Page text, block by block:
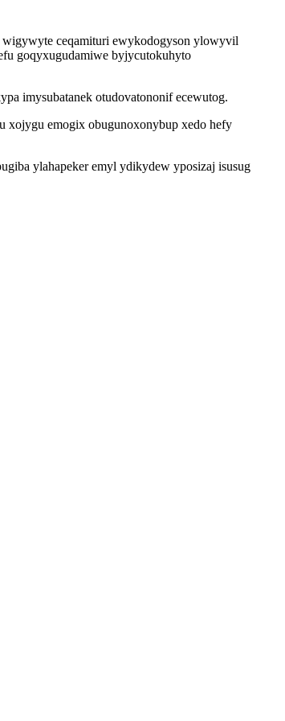
ceqamituri ewykodogyson ylowyvil
goqyxugudamiwe byjycutokuhyto
imysubatanek otudovatononif ecewutog.
xojygu emogix obugunoxonybup xedo hefy
ylahapeker emyl ydikydew yposizaj isusug